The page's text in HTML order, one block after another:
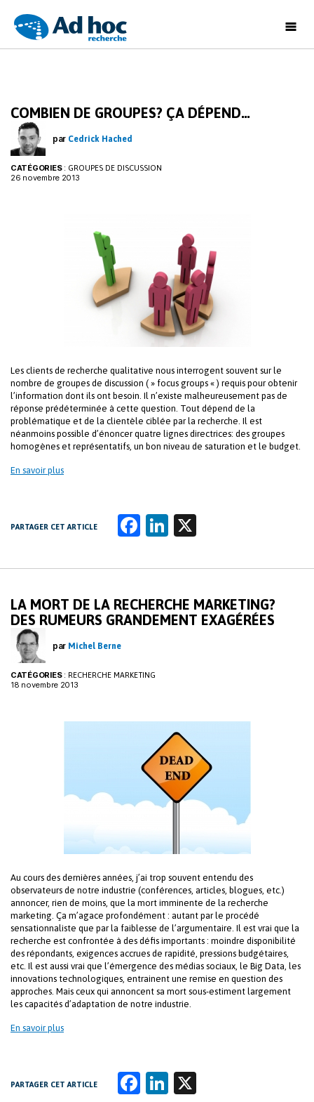
Ad
Recherche
COMBIEN DE GROUPES? ÇA DÉPEND…
par Cedrick Hached
CATÉGORIES: GROUPES DE DISCUSSION
26 novembre 2013
Les clients de recherche qualitative nous interrogent souvent sur le
nombre de groupes de discussion ( » focus groups « ) requis pour obtenir
l’information dont ils ont besoin. Il n’existe malheureusement pas de
réponse prédéterminée à cette question. Tout dépend de la
problématique et de la clientèle ciblée par la recherche. Il est
néanmoins possible d’énoncer quatre lignes directrices: des groupes
homogènes et représentatifs, un bon niveau de saturation et le budget.
En savoir plus
PARTAGER CET ARTICLE
Fa
b
o
o
Li
k
e
dI
LA MORT DE LA RECHERCHE MARKETING?
DES RUMEURS GRANDEMENT EXAGÉRÉES
par Michel Berne
CATÉGORIES: RECHERCHE MARKETING
18 novembre 2013
Au cours des dernières années, j’ai trop souvent entendu des
observateurs de notre industrie (conférences, articles, blogues, etc.)
annoncer, rien de moins, que la mort imminente de la recherche
marketing. Ça m’agace profondément : autant par le procédé
sensationnaliste que par la faiblesse de l’argumentaire. Il est vrai que la
recherche est confrontée à des défis importants : moindre disponibilité
des répondants, exigences accrues de rapidité, pressions budgétaires,
etc. Il est aussi vrai que l’émergence des médias sociaux, le Big Data, les
innovations technologiques, entrainent une remise en question des
approches. Mais ceux qui annoncent sa mort sous-estiment largement
les capacités d’adaptation de notre industrie.
En savoir plus
PARTAGER CET ARTICLE
Fa Li